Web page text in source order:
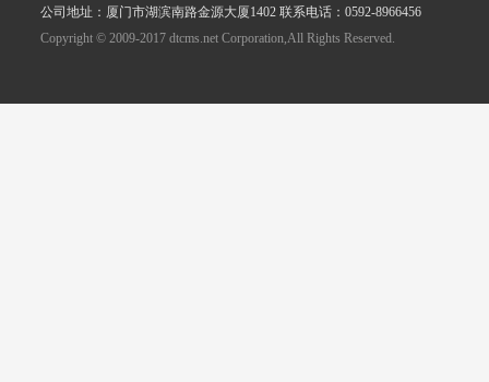
公司地址：厦门市湖滨南路金源大厦1402 联系电话：0592-8966456
Copyright © 2009-2017 dtcms.net Corporation,All Rights Reserved.